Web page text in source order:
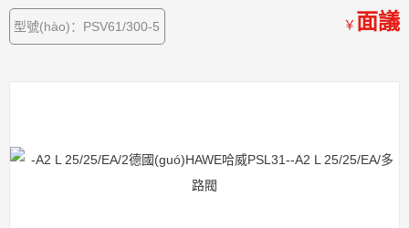
(tǒng)
型號(hào)：PSV61/300-5
￥ 面議